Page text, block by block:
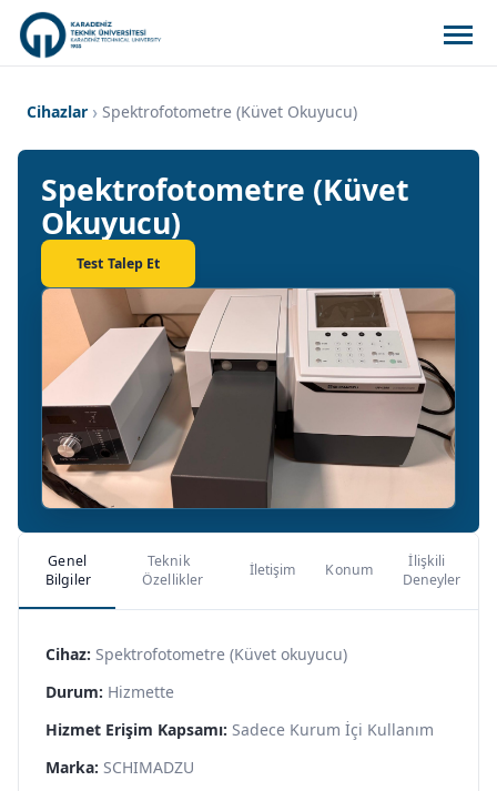
Cihazlar Spektrofotometre (Küvet Okuyucu)
Spektrofotometre (Küvet
Okuyucu)
Test Talep Et
Genel
Bilgiler
Teknik
Özellikler
İletişim Konum
İlişkili
Deneyler
Cihaz: Spektrofotometre (Küvet okuyucu)
Durum: Hizmette
Hizmet Erişim Kapsamı: Sadece Kurum İçi Kullanım
Marka: SCHIMADZU